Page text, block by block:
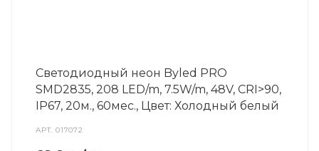
Светодиодный неон Byled PRO
SMD2835, 208 LED/m, 7.5W/m, 48V, СRI>90,
IP67, 20м., 60мес., Цвет: Холодный белый
АРТ.017072